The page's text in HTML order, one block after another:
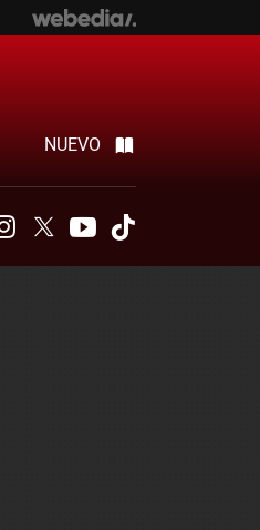
NUEVO
Instagram
Twitter Youtube